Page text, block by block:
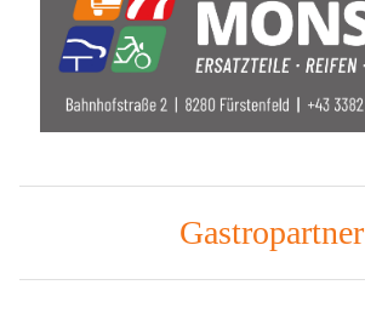
Gastropartner